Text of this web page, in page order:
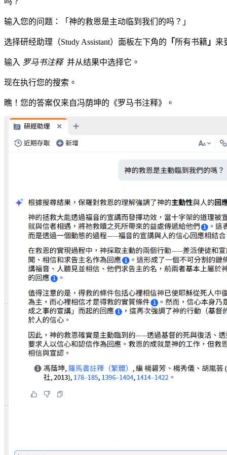
输入您的问题：「神的救恩是主动临到我们的吗？」
选择研经助理（Study Assistant）面板左下角的 「 所有书籍 」 来
输入 罗马书注释 并从结果中选择它。
现在执行您的搜索。
瞧！您的答案仅来自冯荫坤的《罗马书注释》。